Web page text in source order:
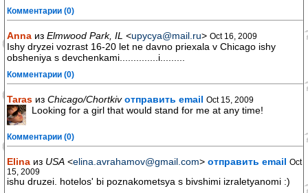
Комментарии (0)
Anna из Elmwood Park, IL <upycya@mail.ru> Oct 16, 2009
Ishy dryzei vozrast 16-20 let ne davno priexala v Chicago ishy
obsheniya s devchenkami..............i.........
Комментарии (0)
Taras из Chicago/Chortkiv отправить email Oct 15, 2009
Looking for a girl that would stand for me at any time!
Комментарии (0)
Elina из USA <elina.avrahamov@gmail.com> отправить email Oct
15, 2009
ishu druzei. hotelos' bi poznakometsya s bivshimi izraletyanomi :)